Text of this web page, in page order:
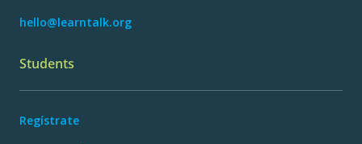
hello@learntalk.org
Students
Regístrate